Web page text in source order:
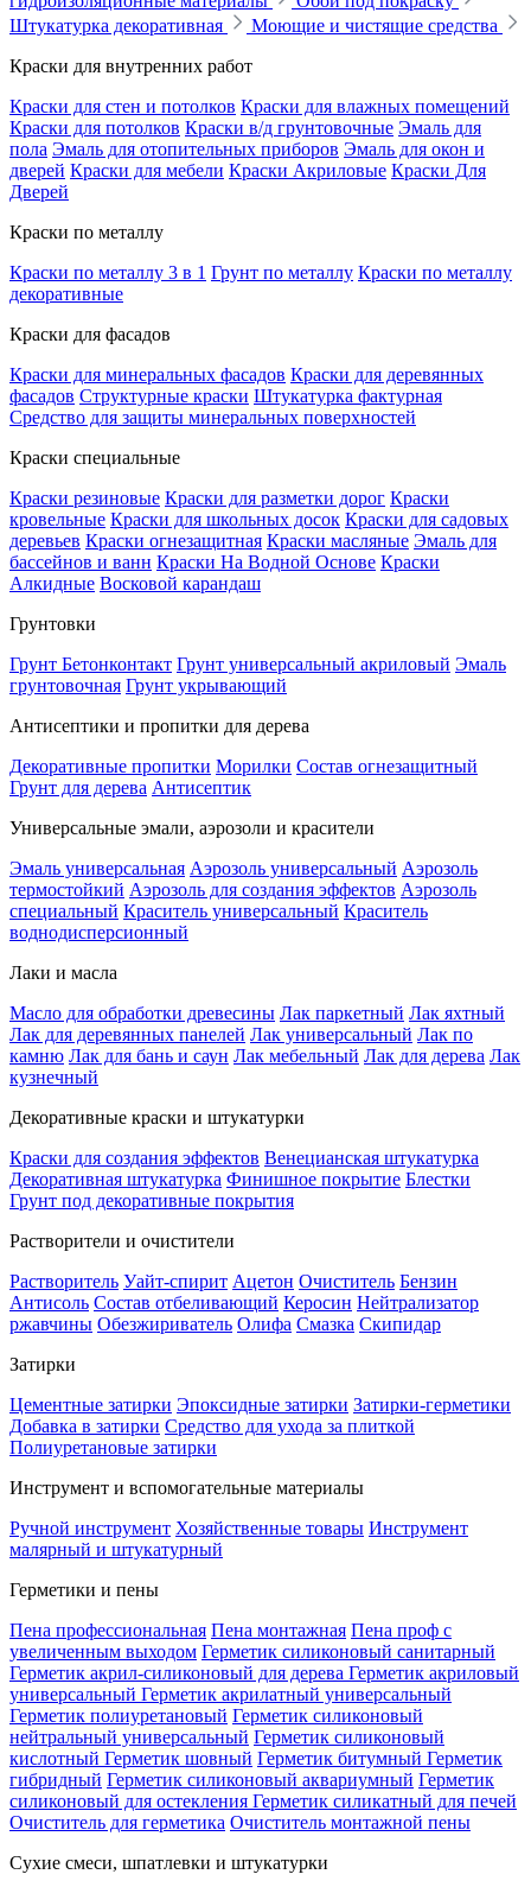
Штукатурка декоративная
Моющие и чистящие средства
Краски для внутренних работ
Краски для стен и потолков Краски для влажных помещений
Краски для потолков Краски в/д грунтовочные Эмаль для
пола Эмаль для отопительных приборов Эмаль для окон и
дверей Краски для мебели Краски Акриловые Краски Для
Дверей
Краски по металлу
Краски по металлу 3 в 1 Грунт по металлу Краски по металлу
декоративные
Краски для фасадов
Краски для минеральных фасадов Краски для деревянных
фасадов Структурные краски Штукатурка фактурная
Средство для защиты минеральных поверхностей
Краски специальные
Краски резиновые Краски для разметки дорог Краски
кровельные Краски для школьных досок Краски для садовых
деревьев Краски огнезащитная Краски масляные Эмаль для
бассейнов и ванн Краски На Водной Основе Краски
Алкидные Восковой карандаш
Грунтовки
Грунт Бетонконтакт Грунт универсальный акриловый Эмаль
грунтовочная Грунт укрывающий
Антисептики и пропитки для дерева
Декоративные пропитки Морилки Состав огнезащитный
Грунт для дерева Антисептик
Универсальные эмали, аэрозоли и красители
Эмаль универсальная Аэрозоль универсальный Аэрозоль
термостойкий Аэрозоль для создания эффектов Аэрозоль
специальный Краситель универсальный Краситель
воднодисперсионный
Лаки и масла
Масло для обработки древесины Лак паркетный Лак яхтный
Лак для деревянных панелей Лак универсальный Лак по
камню Лак для бань и саун Лак мебельный Лак для дерева Лак
кузнечный
Декоративные краски и штукатурки
Краски для создания эффектов Венецианская штукатурка
Декоративная штукатурка Финишное покрытие Блестки
Грунт под декоративные покрытия
Растворители и очистители
Растворитель Уайт-спирит Ацетон Очиститель Бензин
Антисоль Состав отбеливающий Керосин Нейтрализатор
ржавчины Обезжириватель Олифа Смазка Скипидар
Затирки
Цементные затирки Эпоксидные затирки Затирки-герметики
Добавка в затирки Средство для ухода за плиткой
Полиуретановые затирки
Инструмент и вспомогательные материалы
Ручной инструмент Хозяйственные товары Инструмент
малярный и штукатурный
Герметики и пены
Пена профессиональная Пена монтажная Пена проф с
увеличенным выходом Герметик силиконовый санитарный
Герметик акрил-силиконовый для дерева Герметик акриловый
универсальный Герметик акрилатный универсальный
Герметик полиуретановый Герметик силиконовый
нейтральный универсальный Герметик силиконовый
кислотный Герметик шовный Герметик битумный Герметик
гибридный Герметик силиконовый аквариумный Герметик
силиконовый для остекления Герметик силикатный для печей
Очиститель для герметика Очиститель монтажной пены
Сухие смеси, шпатлевки и штукатурки